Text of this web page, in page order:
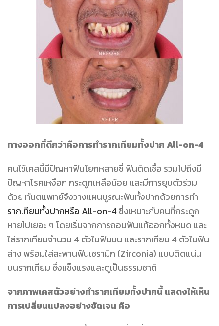
ทางออกที่ดีกว่าคือการทำรากเทียมทั้งปาก All-on-4
คนไข้เคสนี้มีปัญหาฟันโยกหลายซี่ ฟันติดเชื้อ รวมไปถึงมี
ปัญหาโรคเหงือก กระดูกเหลือน้อย และมีการยุบตัวร่วม
ด้วย ทันตแพทย์จึงวางแผนบูรณะฟันทั้งปากด้วยการทำ
รากเทียมทั้งปากหรือ All-on-4ซึ่งเหมาะกับคนที่กระดูก
หายไปเยอะ ๆ โดยเริ่มจากการถอนฟันแท้ออกทั้งหมด และ
ใส่รากเทียมจำนวน 4 ตัวในฟันบน และรากเทียม 4 ตัวในฟัน
ล่าง พร้อมใส่สะพานฟันเซรามิก (Zirconia) แบบติดแน่น
บนรากเทียม ซึ่งแข็งแรงและดูเป็นธรรมชาติ
จากภาพเคสตัวอย่างทำรากเทียมทั้งปากนี้ แสดงให้เห็น
การเปลี่ยนแปลงอย่างชัดเจน คือ